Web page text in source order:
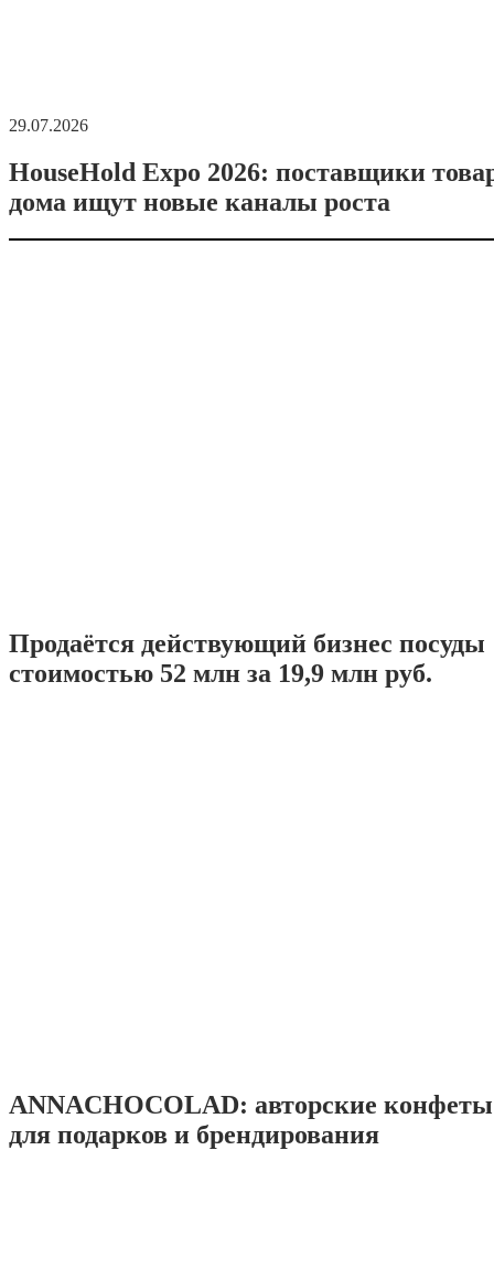
29.07.2026
HouseHold Expo 2026: поставщики
дома ищут новые каналы роста
Продаётся действующий бизнес посуды
стоимостью 52 млн за 19,9 млн руб.
ANNACHOCOLAD: авторские
для подарков и брендирования